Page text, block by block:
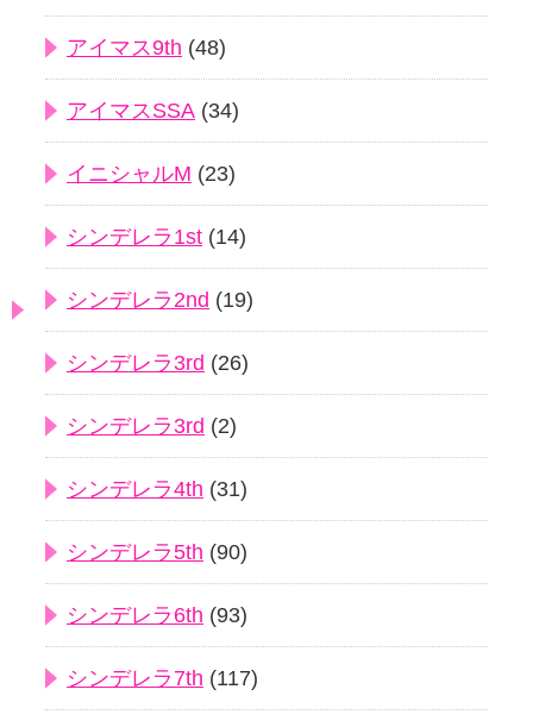
アイマス9th (48)
アイマスSSA (34)
イニシャルM (23)
シンデレラ1st (14)
シンデレラ2nd (19)
シンデレラ3rd (26)
シンデレラ3rd (2)
シンデレラ4th (31)
シンデレラ5th (90)
シンデレラ6th (93)
シンデレラ7th (117)